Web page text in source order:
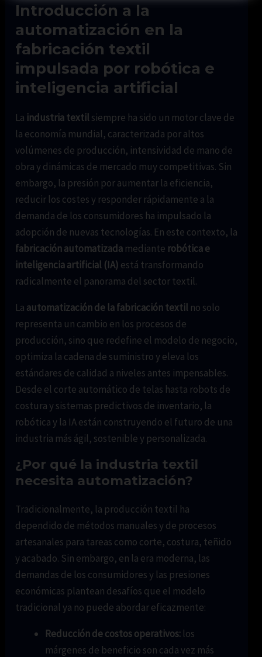
Introducción a la
automatización en la
fabricación textil
impulsada por robótica e
inteligencia artificial
La industria textilsiempre ha sido un motor clave de
la economía mundial, caracterizada por altos
volúmenes de producción, intensividad de mano de
obra y dinámicas de mercado muy competitivas. Sin
embargo, la presión por aumentar la eficiencia,
reducir los costes y responder rápidamente a la
demanda de los consumidores ha impulsado la
adopción de nuevas tecnologías. En este contexto, la
fabricación automatizada mediante robótica e
inteligencia artificial (IA) está transformando
radicalmente el panorama del sector textil.
La automatización de la fabricación textil no solo
representa un cambio en los procesos de
producción, sino que redefine el modelo de negocio,
optimiza la cadena de suministro y eleva los
estándares de calidad a niveles antes impensables.
Desde el corte automático de telas hasta robots de
costura y sistemas predictivos de inventario, la
robótica y la IA están construyendo el futuro de una
industria más ágil, sostenible y personalizada.
¿Por qué la industria textil
necesita automatización?
Tradicionalmente, la producción textil ha
dependido de métodos manuales y de procesos
artesanales para tareas como corte, costura, teñido
y acabado. Sin embargo, en la era moderna, las
demandas de los consumidores y las presiones
económicas plantean desafíos que el modelo
tradicional ya no puede abordar eficazmente:
Reducción de costos operativos: los
márgenes de beneficio son cada vez más